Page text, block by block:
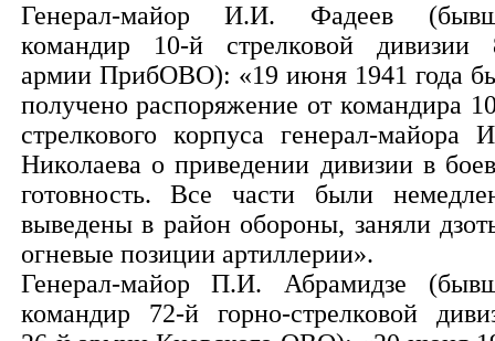
Генерал-майор И.И. Фадеев
командир 10-й стрелковой дивизии
армии ПрибОВО): «19 июня 1941 года
получено распоряжение от командира
стрелкового корпуса генерал-майора
Николаева о приведении дивизии в
готовность. Все части были
выведены в район обороны, заняли
огневые позиции артиллерии».
Генерал-майор П.И. Абрамидзе
командир 72-й горно-стрелковой